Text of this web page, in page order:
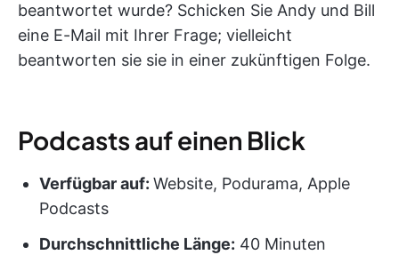
beantwortet wurde? Schicken Sie Andy und Bill
eine E-Mail mit Ihrer Frage; vielleicht
beantworten sie sie in einer zukünftigen Folge.
Podcasts auf einen Blick
Verfügbar auf: Website, Podurama, Apple
Podcasts
Durchschnittliche Länge: 40 Minuten